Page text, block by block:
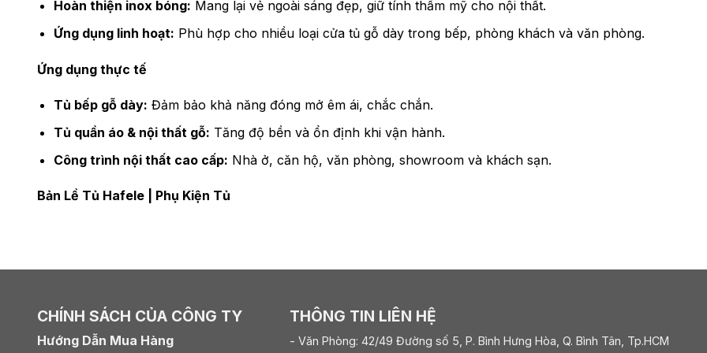
Hoàn thiện inox bóng: Mang lại vẻ ngoài sáng đẹp, giữ tính thẩm mỹ cho nội thất.
Ứng dụng linh hoạt: Phù hợp cho nhiều loại cửa tủ gỗ dày trong bếp, phòng khách và văn phòng.
Ứng dụng thực tế
Tủ bếp gỗ dày: Đảm bảo khả năng đóng mở êm ái, chắc chắn.
Tủ quần áo & nội thất gỗ: Tăng độ bền và ổn định khi vận hành.
Công trình nội thất cao cấp: Nhà ở, căn hộ, văn phòng, showroom và khách sạn.
Bản Lề Tủ Hafele Phụ Kiện Tủ
CHÍNH SÁCH CỦA CÔNG TY
Hướng Dẫn Mua Hàng
THÔNG TIN LIÊN HỆ
- Văn Phòng: 42/49 Đường số 5, P. Bình Hưng Hòa, Q. Bình Tân, Tp.HCM